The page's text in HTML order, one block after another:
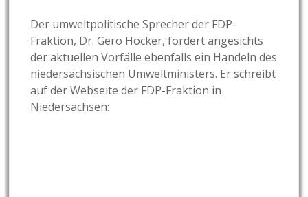
Der umweltpolitische Sprecher der FDP-
Fraktion, Dr. Gero Hocker, fordert angesichts
der aktuellen Vorfälle ebenfalls ein Handeln des
niedersächsischen Umweltministers. Er schreibt
auf der Webseite der FDP-Fraktion in
Niedersachsen: